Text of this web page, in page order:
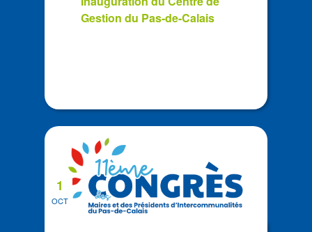
ViewGestion du Pas-de-Calais
OCT
1